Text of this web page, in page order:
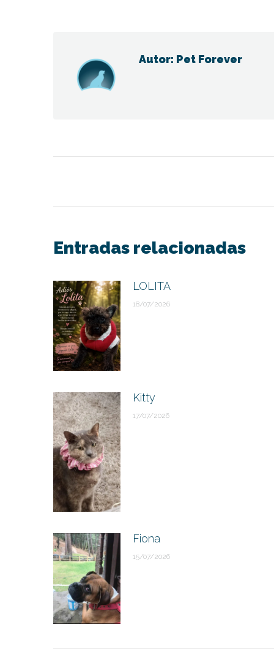
Autor: Pet Forever
entre
publicaciones
Entradas relacionadas
LOLITA
18/07/2026
Kitty
17/07/2026
Fiona
15/07/2026